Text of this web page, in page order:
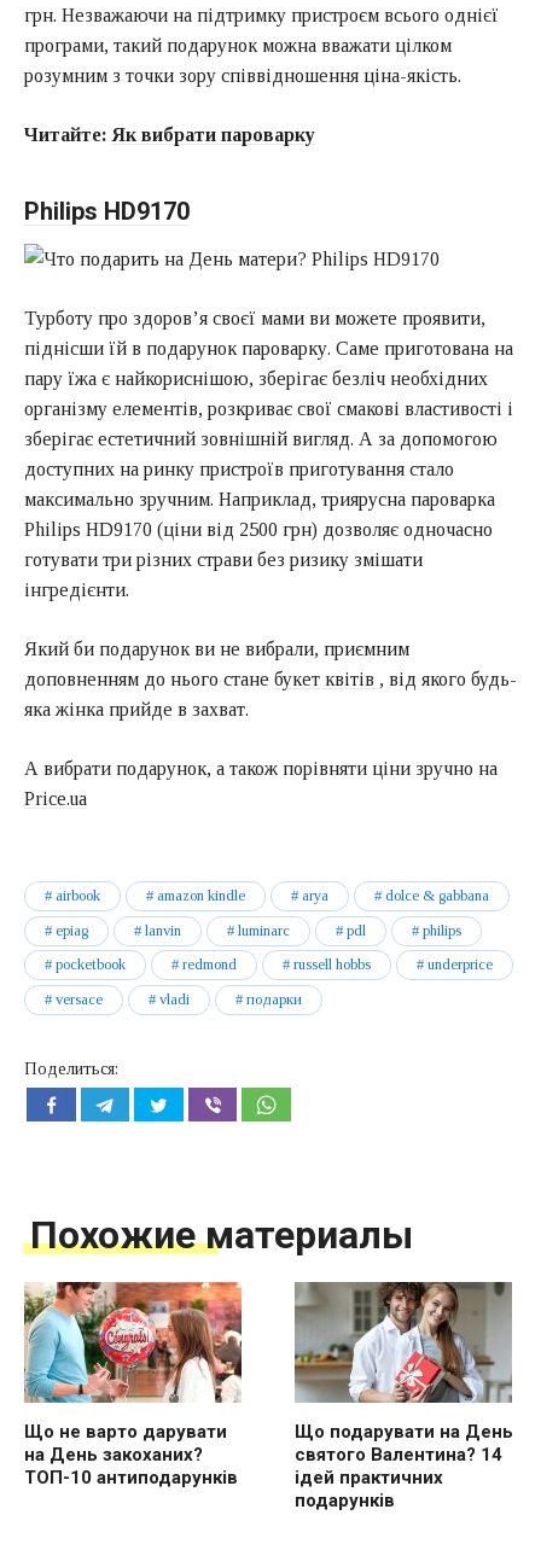
грн. Незважаючи на підтримку пристроєм всього однієї
програми, такий подарунок можна вважати цілком
розумним з точки зору співвідношення ціна-якість.
Читайте: Як вибрати пароварку
Philips HD9170
Турботу про здоров’я своєї мами ви можете проявити,
піднісши їй в подарунок пароварку. Саме приготована на
пару їжа є найкориснішою, зберігає безліч необхідних
організму елементів, розкриває свої смакові властивості і
зберігає естетичний зовнішній вигляд. А за допомогою
доступних на ринку пристроїв приготування стало
максимально зручним. Наприклад, триярусна пароварка
Philips HD9170 (ціни від 2500 грн) дозволяє одночасно
готувати три різних страви без ризику змішати
інгредієнти.
Який би подарунок ви не вибрали, приємним
доповненням до нього стане букет квітів , від якого будь-
яка жінка прийде в захват.
А вибрати подарунок, а також порівняти ціни зручно на
Price.ua
airbook amazon kindle arya dolce & gabbana
epiag lanvin luminarc pdl philips
pocketbook redmond russell hobbs underprice
versace vladi подарки
Поделиться:
Похожие материалы
Що не варто дарувати
на День закоханих?
ТОП-10 антиподарунків
Що подарувати на День
святого Валентина? 14
ідей практичних
подарунків